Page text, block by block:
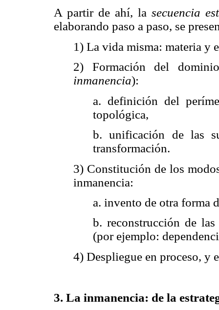
A partir de ahí, la secuencia
elaborando paso a paso, se
1) La vida misma: materia y
2) Formación del
inmanencia):
a. definición del
topológica,
b. unificación de las
transformación.
3) Constitución de los
inmanencia:
a. invento de otra forma
b. reconstrucción de
(por ejemplo:
4) Despliegue en proceso, y
3. La inmanencia: de la